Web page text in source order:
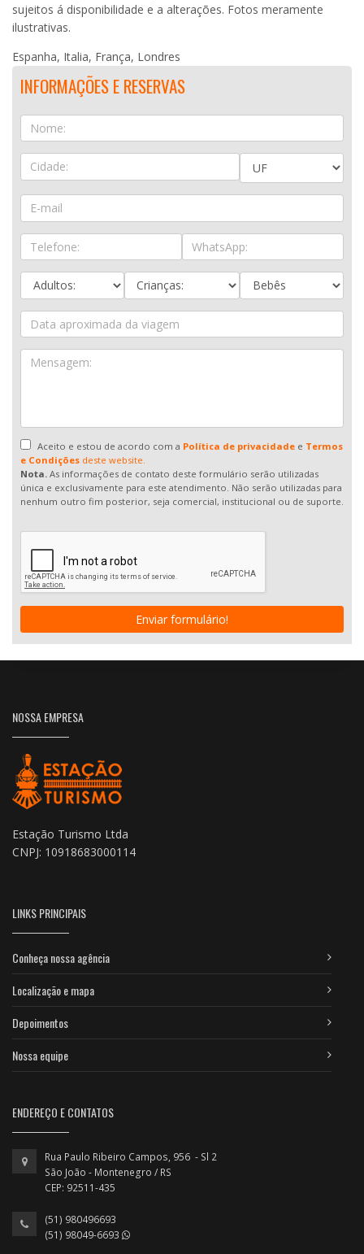
sujeitos á disponibilidade e a alterações. Fotos meramente
ilustrativas.
Espanha, Italia, França, Londres
INFORMAÇÕES E RESERVAS
Aceito e estou de acordo com a Política de privacidadee Termos
e Condições deste website.
Nota. As informações de contato deste formulário serão utilizadas
única e exclusivamente para este atendimento. Não serão utilizadas para
nenhum outro fim posterior, seja comercial, institucional ou de suporte.
Enviar formulário!
NOSSA EMPRESA
Estação Turismo Ltda
CNPJ: 10918683000114
LINKS PRINCIPAIS
Conheça nossa agência
Localização e mapa
Depoimentos
Nossa equipe
ENDEREÇO E CONTATOS
Rua Paulo Ribeiro Campos, 956 - Sl 2
São João - Montenegro / RS
CEP: 92511-435
(51) 980496693
(51) 98049-6693